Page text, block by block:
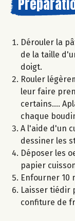
Dérouler la
de la taille
doigt.
Rouler
leur faire
certains....
chaque
A l'aide d'un
dessiner les
Déposer les
papier
Enfourner 10
Laisser tiédir
confiture de